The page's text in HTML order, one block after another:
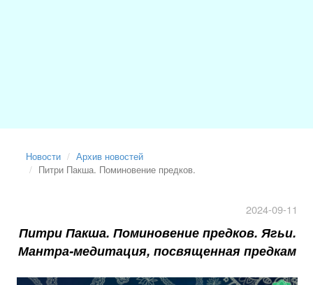
Новости
Архив новостей
Питри Пакша. Поминовение предков.
2024-09-11
Питри Пакша. Поминовение предков. Ягьи.
Мантра-медитация, посвященная предкам